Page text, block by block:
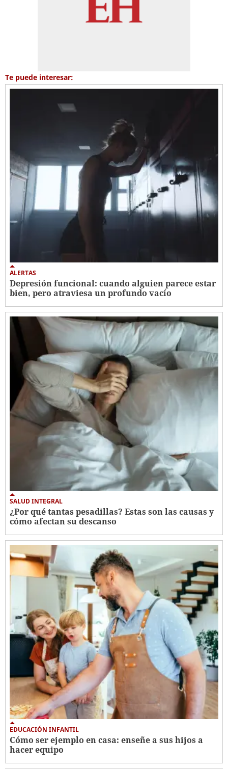
Te puede interesar:
ALERTAS
Depresión funcional: cuando alguien parece estar
bien, pero atraviesa un profundo vacío
SALUD INTEGRAL
¿Por qué tantas pesadillas? Estas son las causas y
cómo afectan su descanso
EDUCACIÓN INFANTIL
Cómo ser ejemplo en casa: enseñe a sus hijos a
hacer equipo